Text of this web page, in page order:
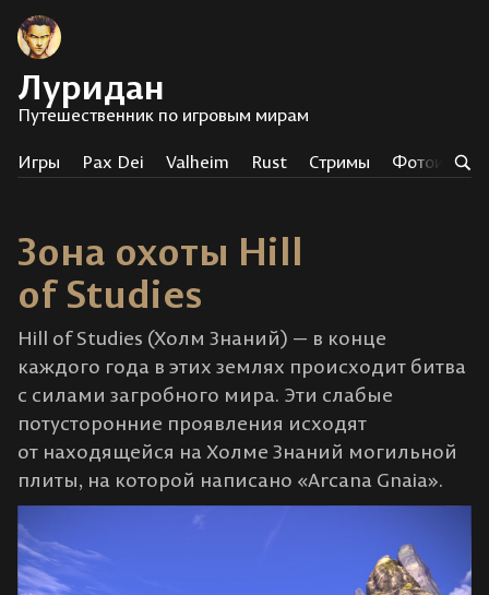
Луридан
Путешественник по игровым мирам
Игры Pax Dei Valheim Rust Стримы
Зона охоты Hill
of Studies
Hill of Studies (Холм Знаний) — в конце
каждого года в этих землях происходит битва
с силами загробного мира. Эти слабые
потусторонние проявления исходят
от находящейся на Холме Знаний могильной
плиты, на которой написано «Arcana Gnaia».